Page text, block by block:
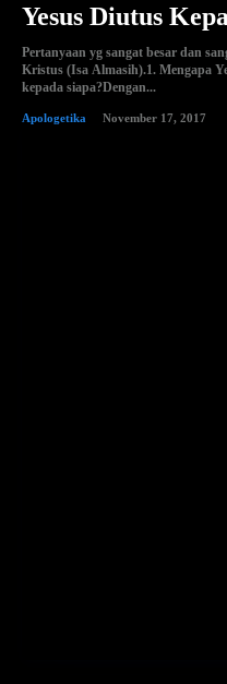
Yesus Diutus
Pertanyaan yg sangat besar dan
Kristus (Isa Almasih).1. Mengapa
kepada siapa?Dengan...
Apologetika November 17, 2017